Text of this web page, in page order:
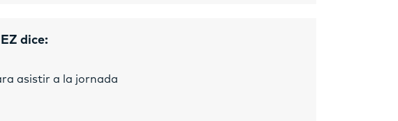
dice:
asistir a la jornada